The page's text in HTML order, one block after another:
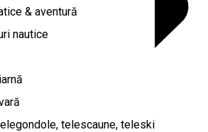
& aventură
nautice
telescaune, teleski